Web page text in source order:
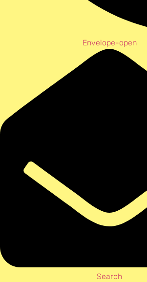
Envelope-open
Search